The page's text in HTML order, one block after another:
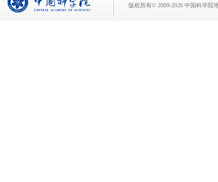
版权所有© 2009-2026 中国科学院